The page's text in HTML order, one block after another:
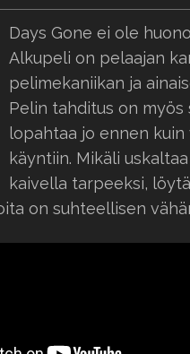
Days Gone ei ole
Alkupeli on pelaajan
pelimekaniikan ja
Pelin tahditus on
lopahtaa jo ennen
käyntiin. Mikäli
kaivella tarpeeksi,
on suhteellisen